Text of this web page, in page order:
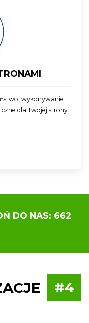
wykonywanie
dla Twojej strony
DO NAS: 662
#4